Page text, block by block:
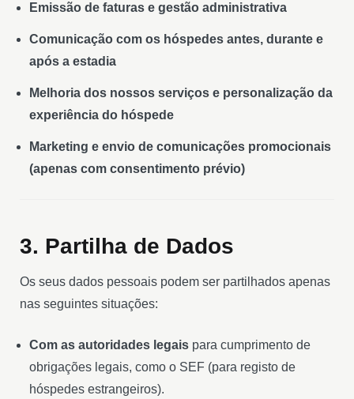
Emissão de faturas e gestão administrativa
Comunicação com os hóspedes antes, durante e
após a estadia
Melhoria dos nossos serviços e personalização da
experiência do hóspede
Marketing e envio de comunicações promocionais
(apenas com consentimento prévio)
3. Partilha de Dados
Os seus dados pessoais podem ser partilhados apenas
nas seguintes situações:
Com as autoridades legais para cumprimento de
obrigações legais, como o SEF (para registo de
hóspedes estrangeiros).